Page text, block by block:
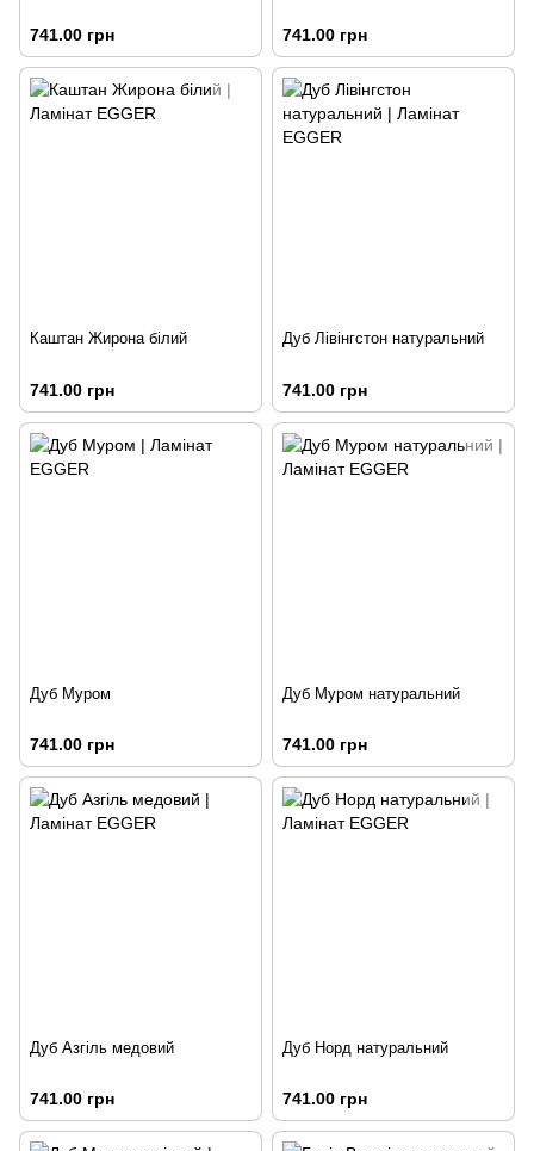
741.00 грн 741.00 грн
Каштан Жирона білий
741.00 грн
Дуб Лівінгстон натуральний
741.00 грн
Дуб Муром
741.00 грн
Дуб Муром натуральний
741.00 грн
Дуб Азгіль медовий
741.00 грн
Дуб Норд натуральний
741.00 грн